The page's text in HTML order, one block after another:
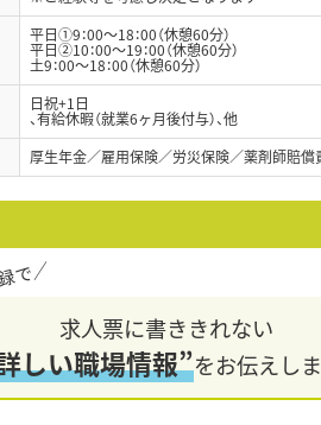
平日①9：00～18：00（休憩60分）
平日②10：00～19：00（休憩60分）
土9：00～18：00（休憩60分）
日祝+1日
、有給休暇（就業6ヶ月後付与）、他
厚生年金／雇用保険／労災保険／薬剤師賠
求人票に書ききれない
しい職場情報”をお伝えしま